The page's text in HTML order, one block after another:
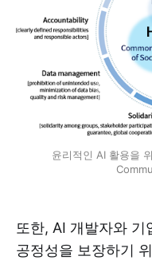
윤리적인 AI 활용을
또한, AI 개발자와
공정성을 보장하기